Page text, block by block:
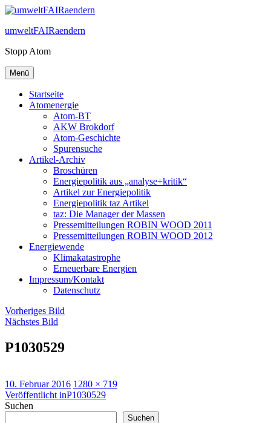
Zum
springen
umweltFAIRaendern
Stopp Atom
Menü
Startseite
Atomenergie
Atom-BT
AKW Brokdorf
Atom-Geschichte
Spurensuche
Artikel-Archiv
Broschüren
Energiepolitik aus „analyse+kritik“
Artikel zur Energiepolitik
Energiepolitik taz Artikel
taz: Die Manager der Massen
Pressemitteilungen ROBIN WOOD 2011
Pressemitteilungen ROBIN WOOD 2012
Energiewende
Klimakatastrophe
Erneuerbare Energien
Impressum/Kontakt
Datenschutz
Vorheriges Bild
Nächstes Bild
P1030529
Veröffentlicht
am
10. Februar 2016 Originalgröße
1280 × 719
Beitragsnavigation
Veröffentlicht inP1030529
Suchen
Suchen